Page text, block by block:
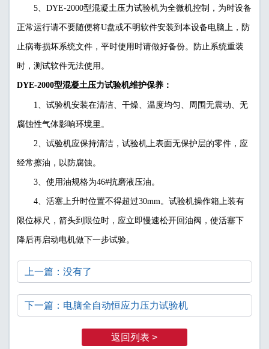
5、DYE-2000型混凝土压力试验机为全微机控制，为时设备
正常运行请不要随便将U盘或不明软件安装到本设备电脑上，防
止病毒损坏系统文件，平时使用时请做好备份。防止系统重装
时，测试软件无法使用。
DYE-2000型混凝土压力试验机维护保养：
1、试验机安装在清洁、干燥、温度均匀、周围无震动、无
腐蚀性气体影响环境里。
2、试验机应保持清洁，试验机上表面无保护层的零件，应
经常擦油，以防腐蚀。
3、使用油规格为46#抗磨液压油。
4、活塞上升时位置不得超过30mm。试验机操作箱上装有
限位标尺，箭头到限位时，应立即慢速松开回油阀，使活塞下
降后再启动电机做下一步试验。
上一篇：没有了
下一篇：电脑全自动恒应力压力试验机
返回列表 >